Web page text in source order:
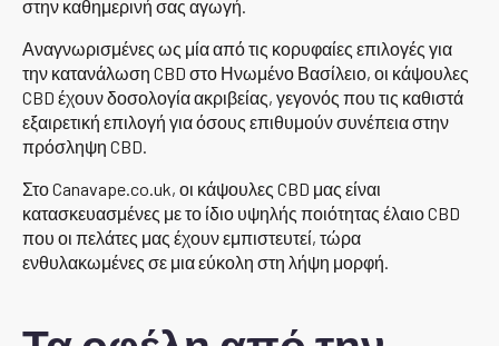
στην καθημερινή σας αγωγή.
Αναγνωρισμένες ως μία από τις κορυφαίες επιλογές για
την κατανάλωση CBD στο Ηνωμένο Βασίλειο, οι κάψουλες
CBD έχουν δοσολογία ακριβείας, γεγονός που τις καθιστά
εξαιρετική επιλογή για όσους επιθυμούν συνέπεια στην
πρόσληψη CBD.
Στο Canavape.co.uk, οι κάψουλες CBD μας είναι
κατασκευασμένες με το ίδιο υψηλής ποιότητας έλαιο CBD
που οι πελάτες μας έχουν εμπιστευτεί, τώρα
ενθυλακωμένες σε μια εύκολη στη λήψη μορφή.